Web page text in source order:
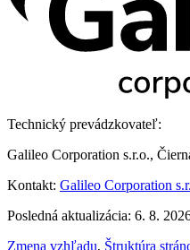
Technický prevádzkovateľ:
Galileo Corporation s.r.o.,
Kontakt: Galileo Corporation
Posledná aktualizácia: 6. 8.
Zmena vzhľadu, Štruktúra